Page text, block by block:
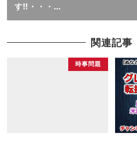
す!!・・・…
関連記事
時事問題